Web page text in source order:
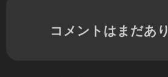
コメントはまだあ